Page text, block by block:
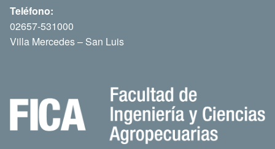
Teléfono:
02657-531000
Villa Mercedes – San Luis